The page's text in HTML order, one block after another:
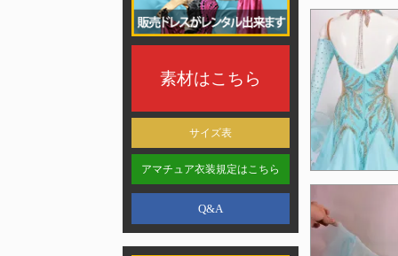
素材はこちら
サイズ表
アマチュア衣装規定はこちら
Q&A